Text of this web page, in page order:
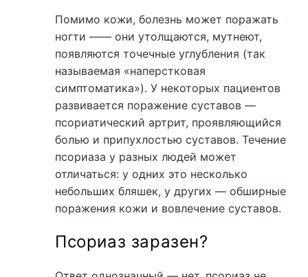
Помимо кожи, болезнь может поражать
ногти —— они утолщаются, мутнеют,
появляются точечные углубления (так
называемая «наперстковая
симптоматика»). У некоторых пациентов
развивается поражение суставов —
псориатический артрит, проявляющийся
болью и припухлостью суставов. Течение
псориаза у разных людей может
отличаться: у одних это несколько
небольших бляшек, у других — обширные
поражения кожи и вовлечение суставов.
Псориаз заразен?